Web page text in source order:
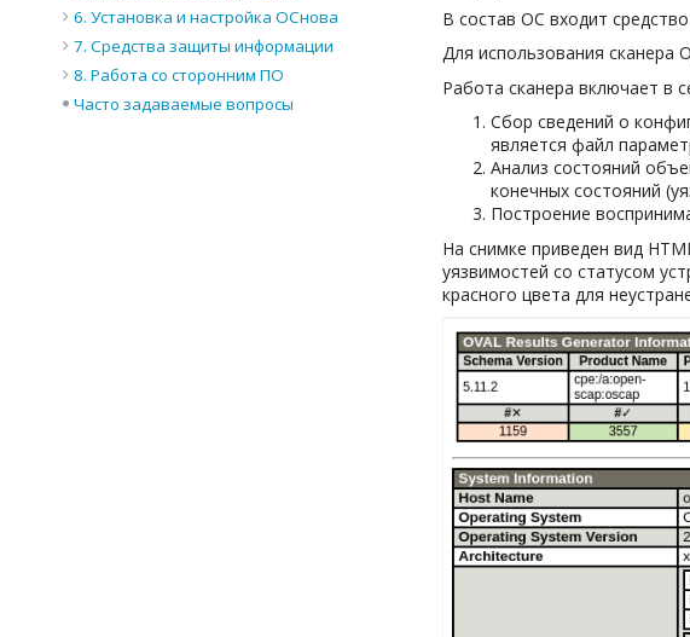
В состав ОС входит
Для использования сканера
Работа сканера включает в
Сбор сведений о
является файл
Анализ состояний
конечных состояний
Построение
На снимке приведен вид
уязвимостей со статусом
красного цвета для
6. Установка и настройка ОСнова
7. Средства защиты информации
8. Работа со сторонним ПО
Часто задаваемые вопросы